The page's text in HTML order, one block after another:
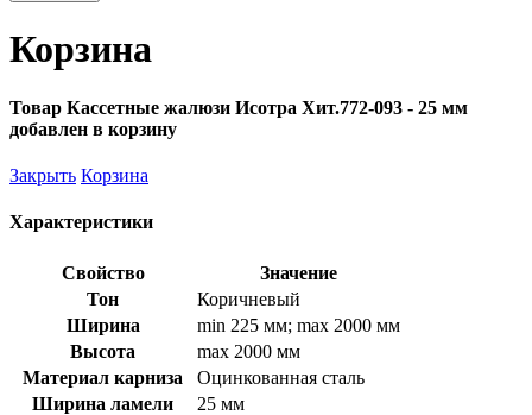
Корзина
Товар Кассетные жалюзи Исотра Хит.772-093 - 25 мм
добавлен в корзину
Закрыть Корзина
Характеристики
Свойство
Значение
Тон
Коричневый
Ширина
min 225 мм; max 2000 мм
Высота
max 2000 мм
Материал карниза
Оцинкованная сталь
Ширина ламели
25 мм